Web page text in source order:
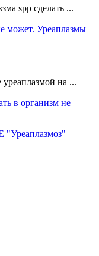
spp сделать ...
может. Уреаплазмы
на ...
в организм не